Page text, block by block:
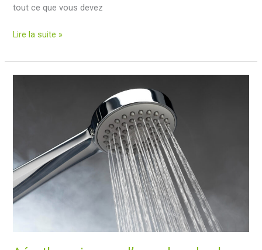
tout ce que vous devez
Comment
votre
système
entretien
et
optimisation
Lire la suite »